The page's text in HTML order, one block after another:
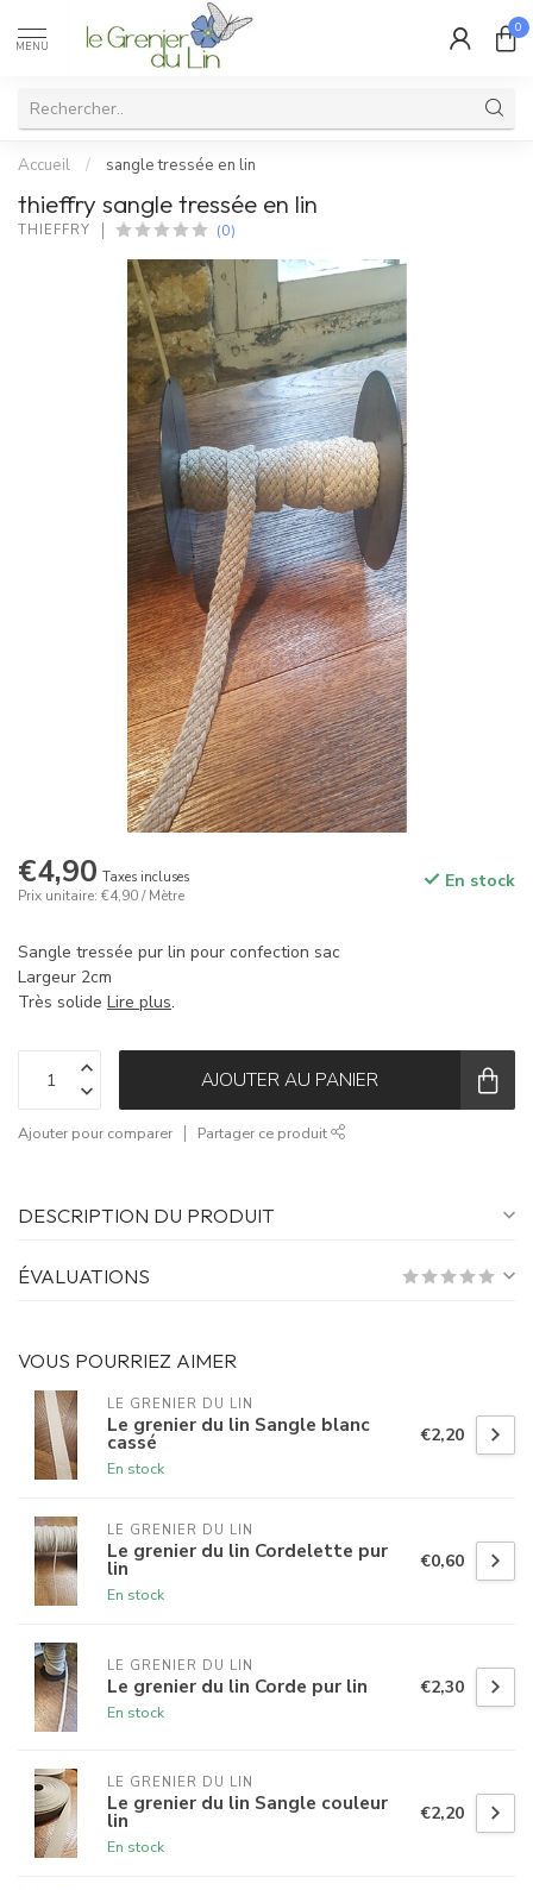
MENU
0
Accueil / sangle tressée en lin
thieffry sangle tressée en lin
THIEFFRY (0)
€4,90 Taxes incluses
Prix unitaire: €4,90 / Mètre
En stock
Sangle tressée pur lin pour confection sac
Largeur 2cm
Très solide Lire plus.
AJOUTER AU PANIER
Ajouter pour comparer Partager ce produit
DESCRIPTION DU PRODUIT
ÉVALUATIONS
VOUS POURRIEZ AIMER
LE GRENIER DU LIN
Le grenier du lin Sangle blanc
cassé
En stock
€2,20
LE GRENIER DU LIN
Le grenier du lin Cordelette pur
lin
En stock
€0,60
LE GRENIER DU LIN
Le grenier du lin Corde pur lin
En stock
€2,30
LE GRENIER DU LIN
Le grenier du lin Sangle couleur
lin
En stock
€2,20